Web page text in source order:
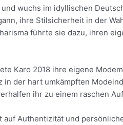
wuchs im idyllischen
ihre Stilsicherheit in der
führte sie dazu, ihren
Karo 2018 ihre eigene
der hart umkämpften
ihr zu einem raschen
Authentizität und